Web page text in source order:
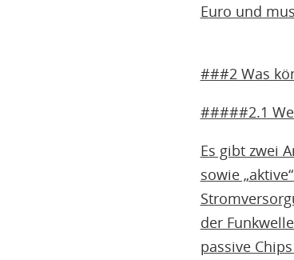
Euro und
###2 Was
#####2.1
Es gibt zwei
sowie
der
passive